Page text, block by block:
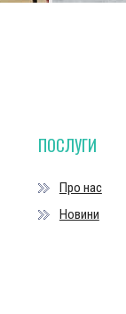
ПОСЛУГИ
Про нас
Новини